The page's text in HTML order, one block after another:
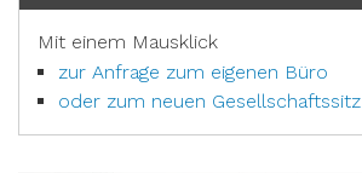
Mit einem Mausklick
zur Anfrage zum eigenen Büro
oder zum neuen Gesellschaftssitz